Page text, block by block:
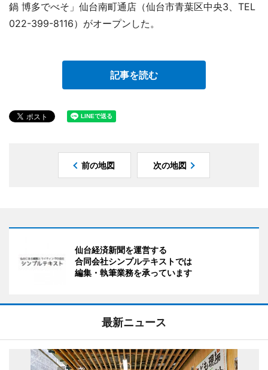
鍋 博多でべそ」仙台南町通店（仙台市青葉区中央3、TEL
022-399-8116）がオープンした。
記事を読む
前の地図 次の地図
仙台経済新聞を運営する
合同会社シンプルテキストでは
編集・執筆業務を承っています
最新ニュース